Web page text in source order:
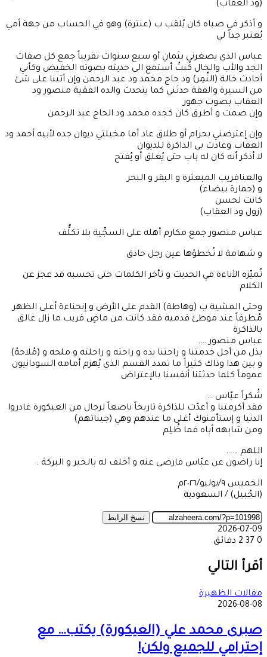
(ود العقاب)
و أذكر في صباه كان يُلقب ب (عنترة) وهو في الحساب من جهة أمي
يُعتبر جداً لي
عباس الذي يصغرني بثمانِ أو سبع سنوات تقريباً جمع كل صفات
الجد والأب والخال كُنتُ أستمع الى حديثه بصوته الخفيض وكأني
أحادث خالة (النِّمِر) ود حاج محمد ود عبد الرحمن وإن أتينا على شئ
من السيرة والفقة حدثني كما يتحدث والده الفقية منصور ود
العقاب بصوت جهور
وإن صمت و أطرق كان كجده محمد ود الحاج عبد الرحمن
وإن إعترضني بحرام أو طلاق عاد أما مخيلتي ديوان جده لأبيه أحمد ود
العقاب وعادت بي الذاكرة للديوان
لا أذكر أنه كان له باب حتى يُغلق أو يُفتح
والعناقريب المبعثرة و البقر و البحر
و (حمارة بيضاء)
كانت لحسن
(زول ود العقاب)
عباس منصور جمع مكارم أهله على السجِّية بلا تكلُّف
و شهامة لا تُخطؤها عين رجل حاذق
تُميّزه الأناءة في الحديث و تأخر الكلمات حتى تحسبه قد عجز عن
الكلام
وحتى المشية ب (وهاطة) القدم على الأرض و إنحناءة أعلى الظهر
مُطرقاً عند موطئ قدميه فقد كانت من ماضٍ قريب ما زال عالق
بالذاكرة
عباس منصور ….
بذل من أجل خدمتنا و راحتنا يده و راحته و راحلته و ملحه و (مُلاحهُ)
و بين هذا وذاك كثيراً ما تمدد القسم الذي يُهزم أمامه السودانيون
عموماً كلما حدثتنا أنفسنا بالإعتراض
شُكراً عبّاس ….
فقد أكرمتنا و أعدّت للذاكرة تاريخاً ناصعاً لرجال من العيكورة غادروا
الدنيا و إستأمنوك أغلى ما عندهم وهي (جيناتهم)
ومن شابهه أباه فما ظُلِم
اللهم ……
إنا راضون عن عبّاس فارضى عنه و أخلف له بالخير و البركة .
الخميس ٩/يوليو/٢٠٢٦م
(الجُبيل) / السعودية
نسخ الرابط
2026-07-09
0
2 دقائق
عبر
البريد
أقرأ التالي
مقالات الظهيرة
2026-08-08
صبرى محمد علي (العيكورة) يكتب… مع
إحترامي للجميع ولكن!